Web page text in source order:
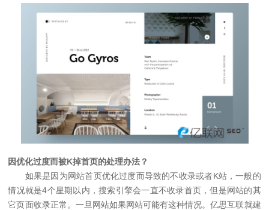
因优化过度而被K掉首页的处理办法？
如果是因为网站首页优化过度而导致的不收录或者K站，一般的
情况就是4个星期以内，搜索引擎会一直不收录首页，但是网站的其
它页面收录正常。一旦网站如果网站可能有这种情况。亿思互联就建